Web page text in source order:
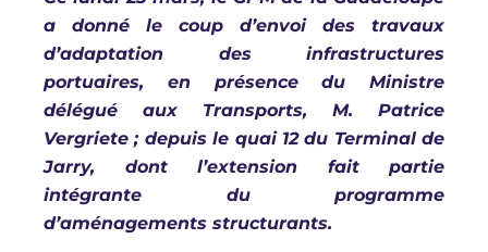
a donné le coup d’envoi des travaux
d’adaptation des infrastructures
portuaires, en présence du Ministre
délégué aux Transports, M. Patrice
Vergriete ; depuis le quai 12 du Terminal de
Jarry, dont l’extension fait partie
intégrante du programme
d’aménagements structurants.